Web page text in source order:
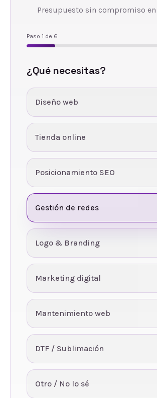
Presupuesto sin compromiso
Paso 1 de 6
¿Qué necesitas?
Diseño web
Tienda online
Posicionamiento SEO
Gestión de redes
Logo & Branding
Marketing digital
Mantenimiento web
DTF / Sublimación
Otro / No lo sé